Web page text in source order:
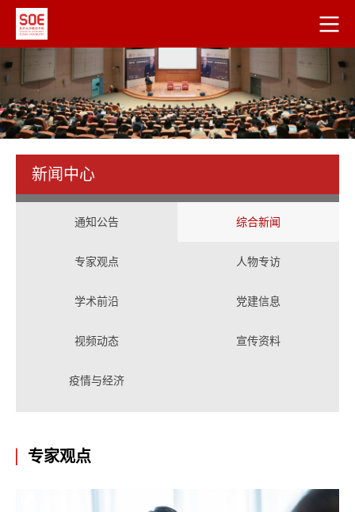
新闻中心
通知公告 综合新闻
专家观点 人物专访
学术前沿 党建信息
视频动态 宣传资料
疫情与经济
专家观点